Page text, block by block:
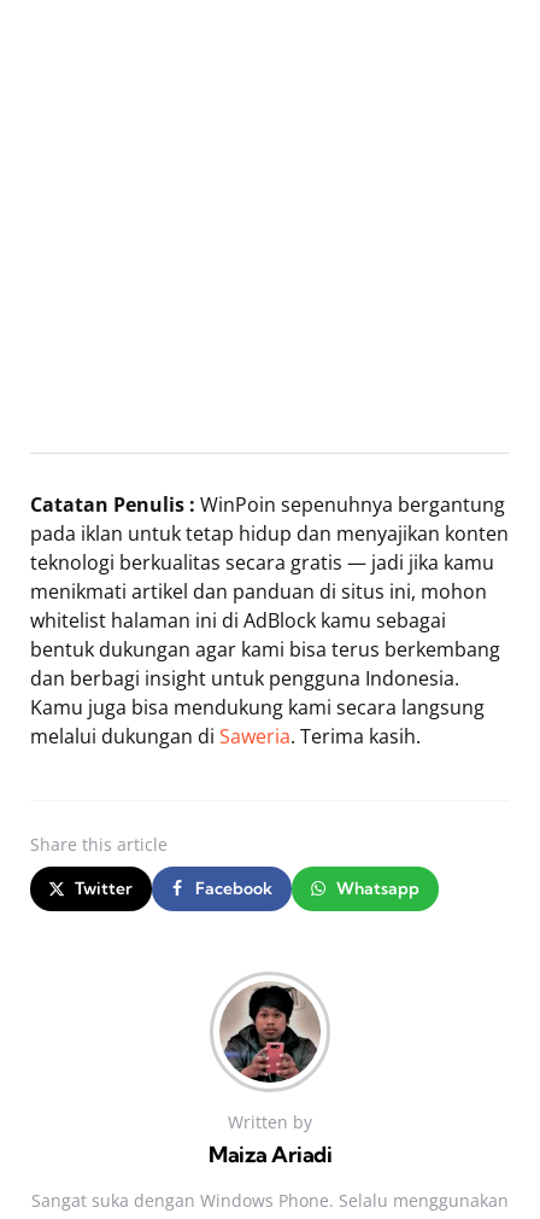
Catatan Penulis : WinPoin sepenuhnya bergantung
pada iklan untuk tetap hidup dan menyajikan konten
teknologi berkualitas secara gratis — jadi jika kamu
menikmati artikel dan panduan di situs ini, mohon
whitelist halaman ini di AdBlock kamu sebagai
bentuk dukungan agar kami bisa terus berkembang
dan berbagi insight untuk pengguna Indonesia.
Kamu juga bisa mendukung kami secara langsung
melalui dukungan di Saweria. Terima kasih.
Share this article
Twitter Facebook Whatsapp
Written by
Maiza Ariadi
Sangat suka dengan Windows Phone. Selalu menggunakan